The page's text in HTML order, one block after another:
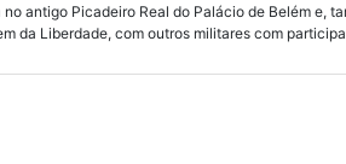
antigo Picadeiro Real do Palácio de Belém e,
da Liberdade, com outros militares com